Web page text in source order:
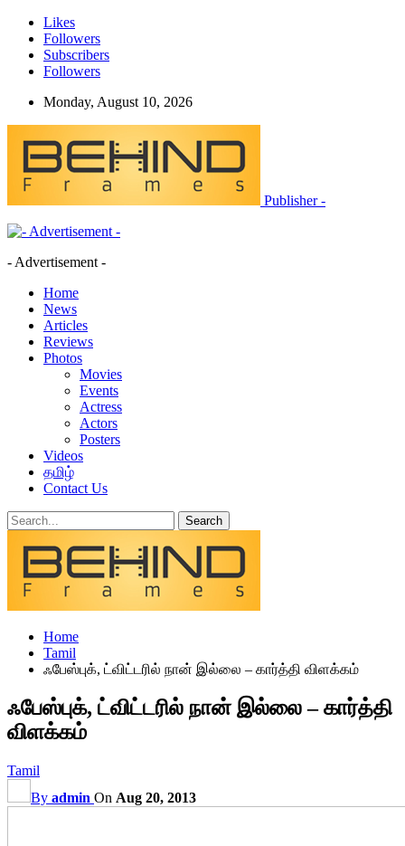
Likes
Followers
Subscribers
Followers
Monday, August 10, 2026
Publisher -
- Advertisement -
Home
News
Articles
Reviews
Photos
Movies
Events
Actress
Actors
Posters
Videos
தமிழ்
Contact Us
Home
Tamil
ஃபேஸ்புக், ட்விட்டரில் நான் இல்லை – கார்த்தி விளக்கம்
ஃபேஸ்புக், ட்விட்டரில் நான் இல்லை – கார்த்தி
விளக்கம்
Tamil
By admin On Aug 20, 2013